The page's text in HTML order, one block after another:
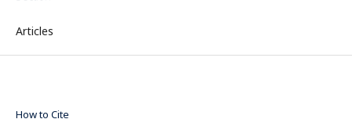
Articles
How to Cite